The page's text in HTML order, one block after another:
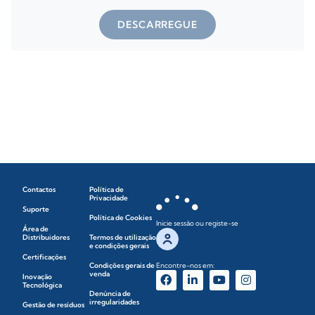
DESCARREGUE
Contactos
Suporte
Área de
Distribuidores
Certificações
Inovação
Tecnológica
Gestão de resíduos
Política de
Privacidade
Política de Cookies
Termos de utilização
e condições gerais
Condições gerais de
venda
Denúncia de
irregularidades
Inicie sessão ou registe-se
Encontre-nos em: